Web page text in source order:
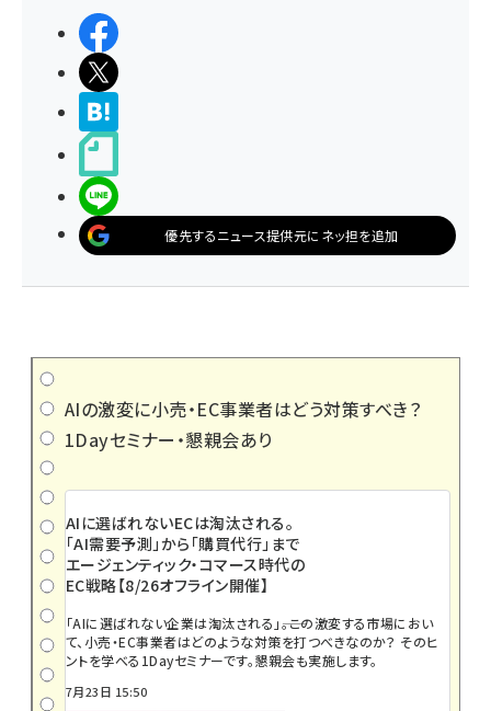
優先するニュース提供元にネッ担を追加
AIの激変に小売・EC事業者はどう対策すべき？
1Dayセミナー・懇親会あり
AIに選ばれないECは淘汰される。
「AI需要予測」から「購買代行」まで
エージェンティック・コマース時代の
EC戦略【8/26オフライン開催】
「AIに選ばれない企業は淘汰される」――。この激変する市場におい
て、小売・EC事業者はどのような対策を打つべきなのか？ そのヒ
ントを学べる1Dayセミナーです。懇親会も実施します。
7月23日 15:50